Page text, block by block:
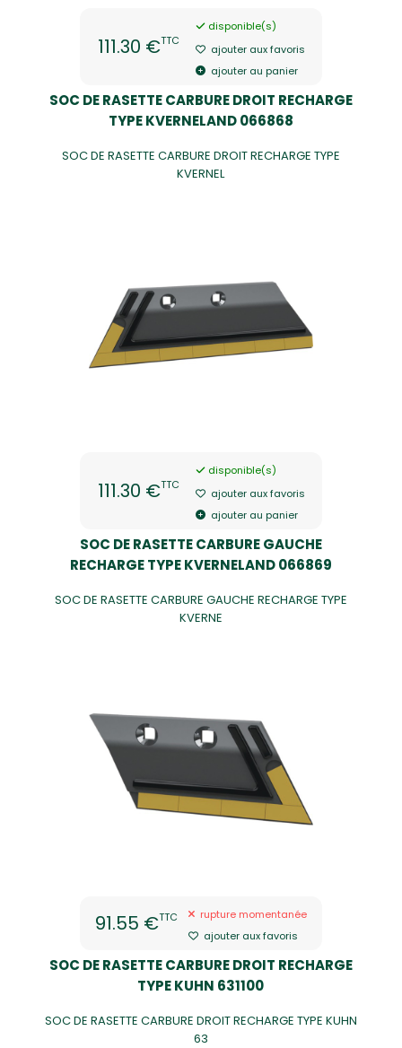
111.30 €TTC
disponible(s)
ajouter aux favoris
ajouter au panier
SOC DE RASETTE CARBURE DROIT RECHARGE
TYPE KVERNELAND 066868
SOC DE RASETTE CARBURE DROIT RECHARGE TYPE
KVERNEL
111.30 €TTC
disponible(s)
ajouter aux favoris
ajouter au panier
SOC DE RASETTE CARBURE GAUCHE
RECHARGE TYPE KVERNELAND 066869
SOC DE RASETTE CARBURE GAUCHE RECHARGE TYPE
KVERNE
91.55 €TTC
rupture momentanée
ajouter aux favoris
SOC DE RASETTE CARBURE DROIT RECHARGE
TYPE KUHN 631100
SOC DE RASETTE CARBURE DROIT RECHARGE TYPE KUHN
63